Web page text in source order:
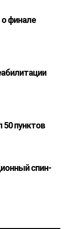
финале
50 пунктов
спин-